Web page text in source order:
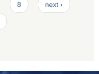
8 next ›